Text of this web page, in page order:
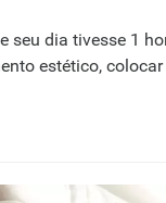
seu dia tivesse 1
estético, colocar